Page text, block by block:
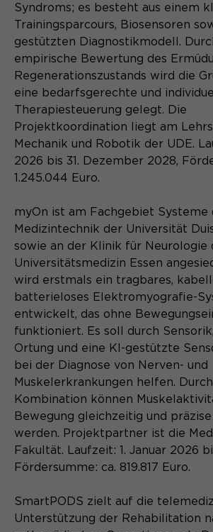
Syndroms; es besteht aus einem
Trainingsparcours, Biosensoren
gestützten Diagnostikmodell.
empirische Bewertung des
Regenerationszustands wird die
eine bedarfsgerechte und
Therapiesteuerung gelegt. Die
Projektkoordination liegt am
Mechanik und Robotik der UDE.
2026 bis 31. Dezember 2028,
1.245.044 Euro.
myOn ist am Fachgebiet Systeme
Medizintechnik der Universität
sowie an der Klinik für Neurologie
Universitätsmedizin Essen
wird erstmals ein tragbares,
batterieloses Elektromyografie-
entwickelt, das ohne
funktioniert. Es soll durch
Ortung und eine KI-gestützte
bei der Diagnose von Nerven- und
Muskelerkrankungen helfen.
Kombination können
Bewegung gleichzeitig und
werden. Projektpartner ist die
Fakultät. Laufzeit: 1. Januar 2026
Fördersumme: ca. 819.817 Euro.
SmartPODS zielt auf die
Unterstützung der Rehabilitation
Name be_typo_user
Anbieter TYPO3
Laufzeit Ende der Sitzung
Zweck
Dieser Cookie teilt der
ob ein Besucher im
angemeldet ist und die
diese zu verwalten.
Name PHPSESSID
Laufzeit
Der Session Cookie
Schließen des Browsers
gelöscht.
Zweck
PHPs Standard
(Formulare).
Anbieter Matomo
Laufzeit
Zweck
Unterscheidung der
Webseitenbesucher.
Name _pk_ref.*
Anbieter
Zweck
Speichert
(der Referrer, der den
die Website gebracht
Name _pk_ses.*
Anbieter Matomo
Laufzeit 30 Minuten
Zweck
Session-Cookie
vorübergehend Daten